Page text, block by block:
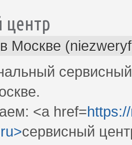
Москве
<a href=
сервисный